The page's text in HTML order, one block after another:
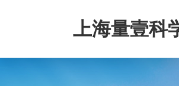
上海量壹科